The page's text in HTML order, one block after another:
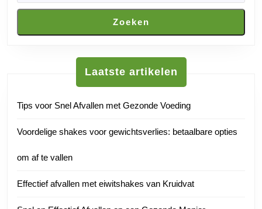
Zoeken
Laatste artikelen
Tips voor Snel Afvallen met Gezonde Voeding
Voordelige shakes voor gewichtsverlies: betaalbare opties
om af te vallen
Effectief afvallen met eiwitshakes van Kruidvat